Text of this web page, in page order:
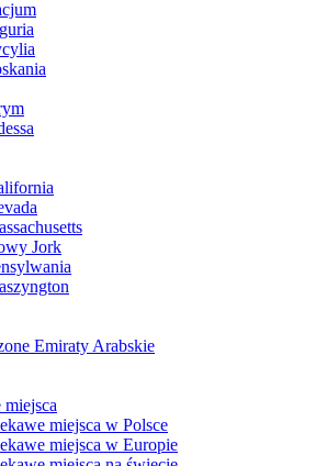
Jork
Emiraty Arabskie
miejsca w Polsce
miejsca w Europie